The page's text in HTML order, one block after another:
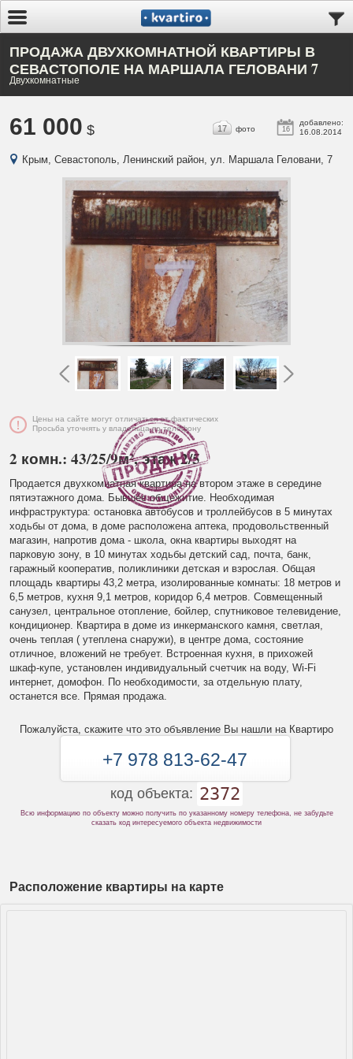
ПРОДАЖА ДВУХКОМНАТНОЙ КВАРТИРЫ В
СЕВАСТОПОЛЕ НА МАРШАЛА ГЕЛОВАНИ 7
Двухкомнатные
61 000 $ 16
добавлено:
16.08.2014
17 фото
Крым, Севастополь, Ленинский район, ул. Маршала Геловани, 7
Цены на сайте могут отличаться от фактических
Просьба уточнять у владельца по телефону
2 комн.: 43/25/9м², этаж 2/5
Продается двухкомнатная квартира на втором этаже в середине
пятиэтажного дома. Бывшее общежитие. Необходимая
инфраструктура: остановка автобусов и троллейбусов в 5 минутах
ходьбы от дома, в доме расположена аптека, продовольственный
магазин, напротив дома - школа, окна квартиры выходят на
парковую зону, в 10 минутах ходьбы детский сад, почта, банк,
гаражный кооператив, поликлиники детская и взрослая. Общая
площадь квартиры 43,2 метра, изолированные комнаты: 18 метров и
6,5 метров, кухня 9,1 метров, коридор 6,4 метров. Совмещенный
санузел, центральное отопление, бойлер, спутниковое телевидение,
кондиционер. Квартира в доме из инкерманского камня, светлая,
очень теплая ( утеплена снаружи), в центре дома, состояние
отличное, вложений не требует. Встроенная кухня, в прихожей
шкаф-купе, установлен индивидуальный счетчик на воду, Wi-Fi
интернет, домофон. По необходимости, за отдельную плату,
останется все. Прямая продажа.
Пожалуйста, скажите что это объявление Вы нашли на Квартиро
+7 978 813-62-47
код объекта: 2372
Всю информацию по объекту можно получить по указанному номеру телефона, не забудьте
сказать код интересуемого объекта недвижимости
Расположение квартиры на карте